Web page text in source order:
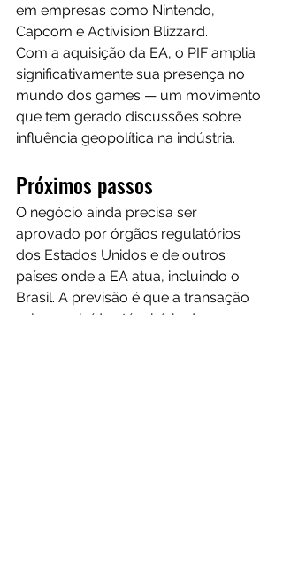
em empresas como Nintendo,
Capcom e Activision Blizzard.
Com a aquisição da EA, o PIF amplia
significativamente sua presença no
mundo dos games — um movimento
que tem gerado discussões sobre
influência geopolítica na indústria.
Próximos passos
O negócio ainda precisa ser
aprovado por órgãos regulatórios
dos Estados Unidos e de outros
países onde a EA atua, incluindo o
Brasil. A previsão é que a transação
seja concluída até o início de 2027.